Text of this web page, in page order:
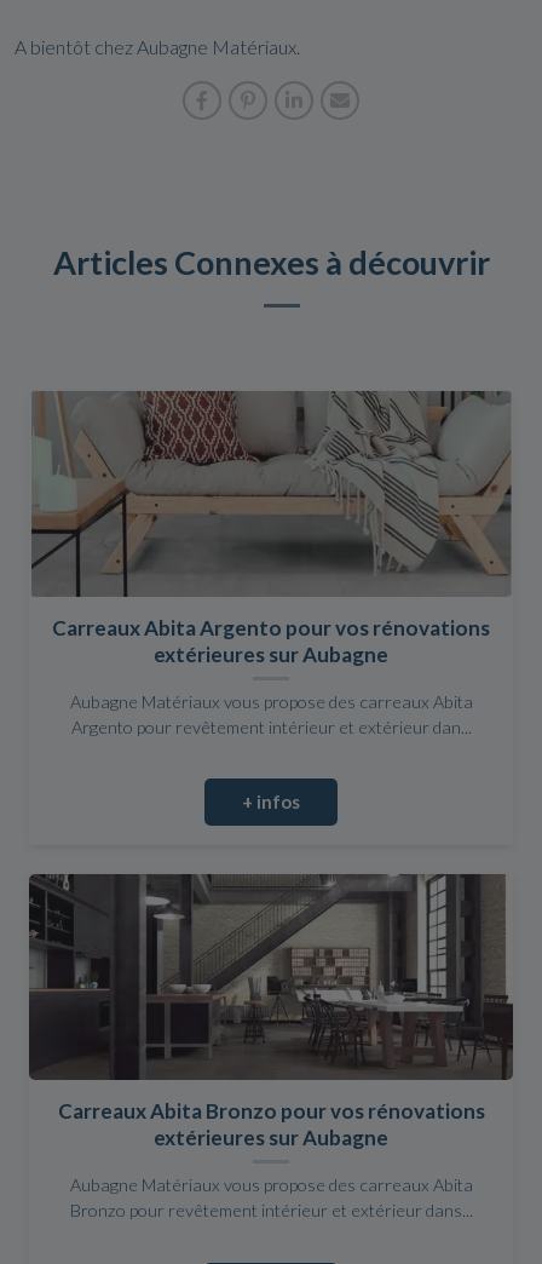
A bientôt chez Aubagne Matériaux.
Articles Connexes à découvrir
Carreaux Abita Argento pour vos rénovations
extérieures sur Aubagne
Aubagne Matériaux vous propose des carreaux Abita
Argento pour revêtement intérieur et extérieur dan...
+ infos
Carreaux Abita Bronzo pour vos rénovations
extérieures sur Aubagne
Aubagne Matériaux vous propose des carreaux Abita
Bronzo pour revêtement intérieur et extérieur dans...